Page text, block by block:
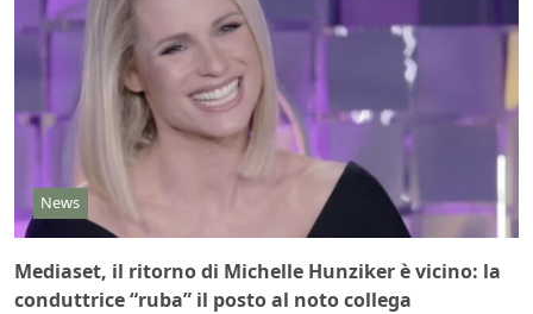
News
Mediaset, il ritorno di Michelle Hunziker è vicino: la
conduttrice “ruba” il posto al noto collega